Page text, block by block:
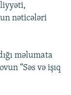
nəticələri
məlumata
“Səs və işıq